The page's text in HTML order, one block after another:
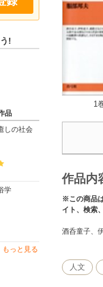
!
品
しの社会
学
もっと見る
1
作品内
※この商品
イト、検索
酒呑童子、
人文